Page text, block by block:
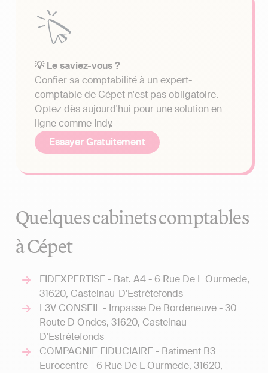
💡 Le saviez-vous ?
Confier sa comptabilité à un expert-
comptable de Cépet n'est pas obligatoire.
Optez dès aujourd'hui pour une solution en
ligne comme Indy.
Essayer Gratuitement
Quelques cabinets comptables
à Cépet
FIDEXPERTISE - Bat. A4 - 6 Rue De L Ourmede,
31620, Castelnau-D'Estrétefonds
L3V CONSEIL - Impasse De Bordeneuve - 30
Route D Ondes, 31620, Castelnau-
D'Estrétefonds
COMPAGNIE FIDUCIAIRE - Batiment B3
Eurocentre - 6 Rue De L Ourmede, 31620,